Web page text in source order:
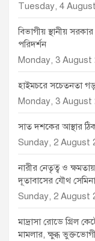
Tuesday, 4
বিভাগীয় স্থানীয়
পরিদর্শন
Monday, 3 August
হাইমচরে সচেতনতা
Monday, 3 August
সাত দশকের আস্থার
Sunday, 2 August
নারীর নেতৃত্ব ও
দূতাবাসের যৌথ
Sunday, 2 August
মাদ্রাসা রোডে গ্রিল
মামলার, ক্ষুব্ধ